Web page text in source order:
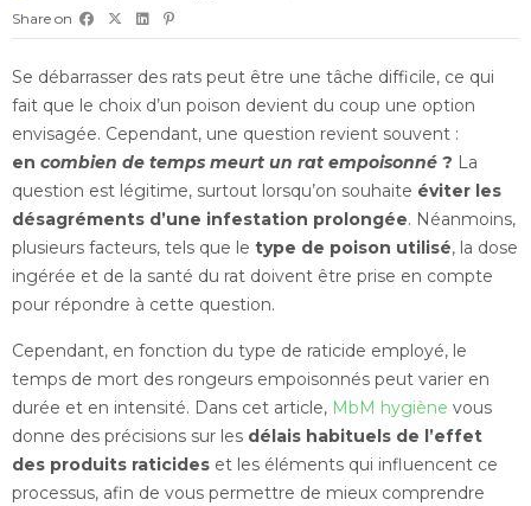
Share on
Se débarrasser des rats peut être une tâche difficile, ce qui
fait que le choix d’un poison devient du coup une option
envisagée. Cependant, une question revient souvent :
en combien de temps meurt un rat empoisonné ? La
question est légitime, surtout lorsqu’on souhaite éviter les
désagréments d’une infestation prolongée. Néanmoins,
plusieurs facteurs, tels que le type de poison utilisé, la dose
ingérée et de la santé du rat doivent être prise en compte
pour répondre à cette question.
Cependant, en fonction du type de raticide employé, le
temps de mort des rongeurs empoisonnés peut varier en
durée et en intensité. Dans cet article, MbM hygiène vous
donne des précisions sur les délais habituels de l’effet
des produits raticides et les éléments qui influencent ce
processus, afin de vous permettre de mieux comprendre